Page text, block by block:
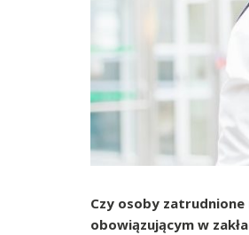
Czy osoby
obowiązującym w